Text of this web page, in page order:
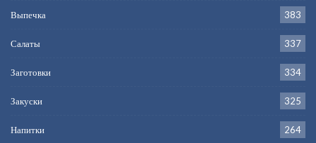
Выпечка 383
Салаты 337
Заготовки 334
Закуски 325
Напитки 264